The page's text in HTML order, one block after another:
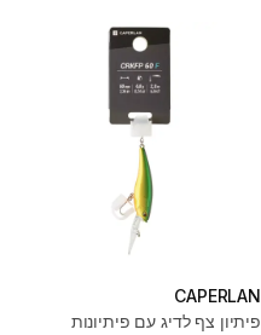
CAPERLAN
פיתיון צף לדיג עם פיתיונות